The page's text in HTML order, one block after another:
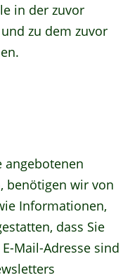
in der zuvor
zu dem zuvor
angebotenen
benötigen wir von
Informationen,
dass Sie
Mail-Adresse sind